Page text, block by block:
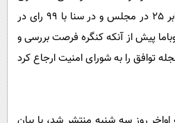
بررسی توافق با 400 رای در برابر 25 در مجلس و در سنا با 99 رای در
اوباما پیش از آنکه کنگره فرصت بررسی و
توافق را به شورای امنیت ارجاع کرد